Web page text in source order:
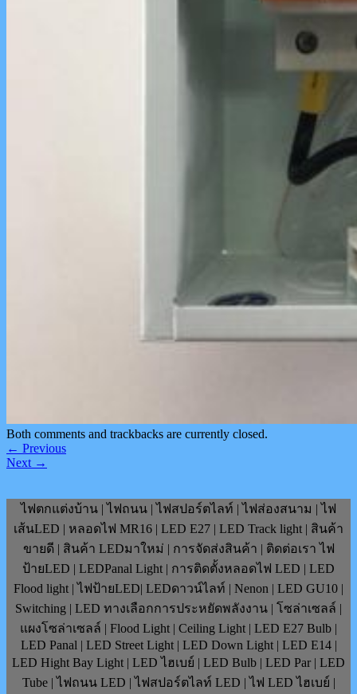
Both comments and trackbacks are currently closed.
← Previous
Next →
ไฟตกแต่งบ้าน | ไฟถนน | ไฟสปอร์ตไลท์ | ไฟส่องสนาม | ไฟ
เส้นLED | หลอดไฟ MR16 | LED E27 | LED Track light | สินค้า
ขายดี | สินค้า LEDมาใหม่ | การจัดส่งสินค้า | ติดต่อเรา ไฟ
ป้ายLED | LEDPanal Light | การติดตั้งหลอดไฟ LED | LED
Flood light | ไฟป้ายLED| LEDดาวน์ไลท์ | Nenon | LED GU10 |
Switching | LED ทางเลือกการประหยัดพลังงาน | โซล่าเซลล์ |
แผงโซล่าเซลล์ | Flood Light | Ceiling Light | LED E27 Bulb |
LED Panal | LED Street Light | LED Down Light | LED E14 |
LED Hight Bay Light | LED ไฮเบย์ | LED Bulb | LED Par | LED
Tube | ไฟถนน LED | ไฟสปอร์ตไลท์ LED | ไฟ LED ไฮเบย์ |